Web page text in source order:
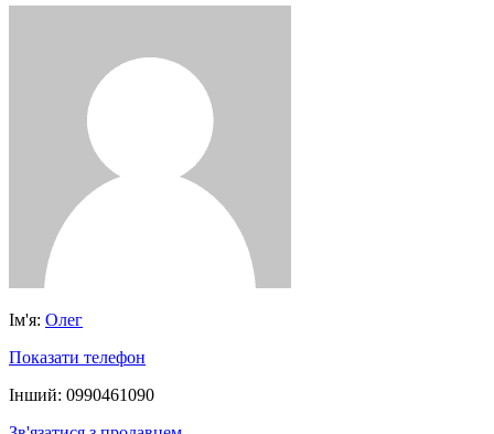
Ім'я: Олег
Показати телефон
Інший: 0990461090